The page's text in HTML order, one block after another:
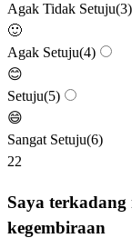
Agak Tidak Setuju(3)
🙂
Agak Setuju(4)
😊
Setuju(5)
😄
Sangat Setuju(6)
22
Saya terkadang
kegembiraan